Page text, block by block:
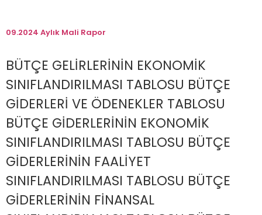
09.2024 Aylık Mali Rapor
BÜTÇE GELİRLERİNİN EKONOMİK
SINIFLANDIRILMASI TABLOSU BÜTÇE
GİDERLERİ VE ÖDENEKLER TABLOSU
BÜTÇE GİDERLERİNİN EKONOMİK
SINIFLANDIRILMASI TABLOSU BÜTÇE
GİDERLERİNİN FAALİYET
SINIFLANDIRILMASI TABLOSU BÜTÇE
GİDERLERİNİN FİNANSAL